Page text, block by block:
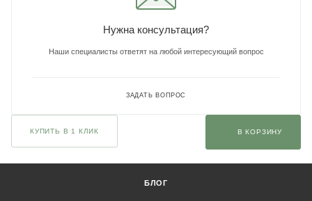
Нужна консультация?
Наши специалисты ответят на любой интересующий вопрос
ЗАДАТЬ ВОПРОС
КУПИТЬ В 1 КЛИК В КОРЗИНУ
БЛОГ